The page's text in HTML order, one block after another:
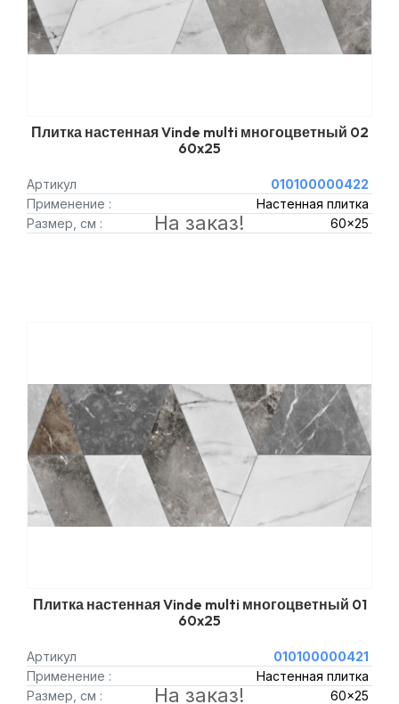
Плитка настенная Vinde multi многоцветный 02
60x25
Артикул
010100000422
Применение :
Настенная плитка
Размер, см :
60x25
На заказ!
Плитка настенная Vinde multi многоцветный 01
60x25
Артикул
010100000421
Применение :
Настенная плитка
Размер, см :
60x25
На заказ!